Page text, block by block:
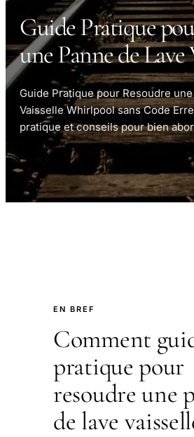
Guide Pratique
une Panne de Lave
Guide Pratique pour Resoudre
Vaisselle Whirlpool sans Code
pratique et conseils pour bien
EN BREF
Comment
pratique pour
resoudre une
de lave